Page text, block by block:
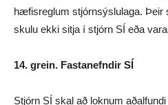
hæfisreglum stjórnsýslulaga. Þeir
skulu ekki sitja í stjórn SÍ eða
14. grein. Fastanefndir SÍ
Stjórn SÍ skal að loknum